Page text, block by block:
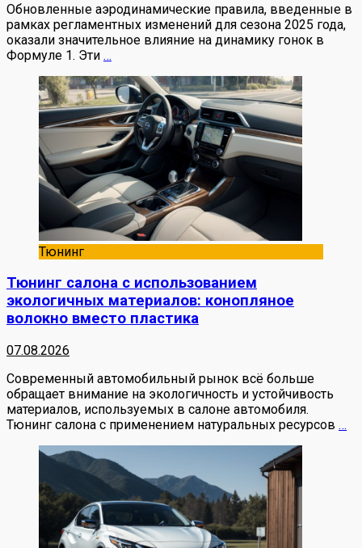
Обновленные аэродинамические правила, введенные в
рамках регламентных изменений для сезона 2025 года,
оказали значительное влияние на динамику гонок в
Формуле 1. Эти …
Тюнинг
Тюнинг салона с использованием
экологичных материалов: конопляное
волокно вместо пластика
07.08.2026
Современный автомобильный рынок всё больше
обращает внимание на экологичность и устойчивость
материалов, используемых в салоне автомобиля.
Тюнинг салона с применением натуральных ресурсов …